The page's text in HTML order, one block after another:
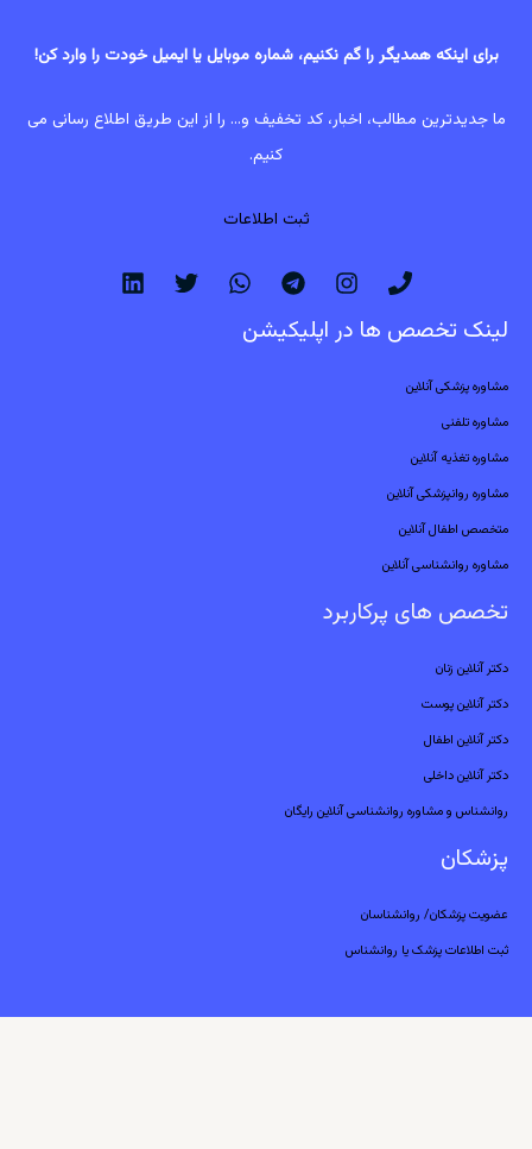
برای اینکه همدیگر را گم نکنیم، شماره موبایل یا ایمیل خودت را وارد کن!
ما جدیدترین مطالب، اخبار، کد تخفیف و... را از این طریق اطلاع رسانی می
کنیم.
ثبت اطلاعات
لینک تخصص ها در اپلیکیشن
مشاوره پزشکی آنلاین
مشاوره تلفنی
مشاوره تغذیه آنلاین
مشاوره روانپزشکی آنلاین
متخصص اطفال آنلاین
مشاوره روانشناسی آنلاین
تخصص های پرکاربرد
دکتر آنلاین زنان
دکتر آنلاین پوست
دکتر آنلاین اطفال
دکتر آنلاین داخلی
روانشناس و مشاوره روانشناسی آنلاین رایگان
پزشکان
عضویت پزشکان/ روانشناسان
ثبت اطلاعات پزشک یا روانشناس